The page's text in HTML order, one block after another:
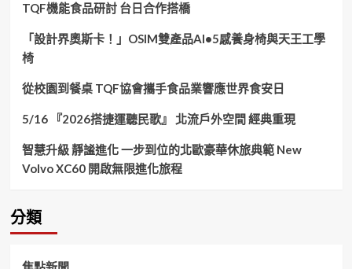
TQF機能食品研討 台日合作搭橋
「設計界奧斯卡！」OSIM雙產品AI•5感養身椅與天王工學
椅
從校園到餐桌 TQF協會攜手食品業響應世界食安日
5/16 『2026搭捷運聽民歌』 北流戶外空間 經典重現
智慧升級 靜謐進化 一步到位的北歐豪華休旅典範 New
Volvo XC60 開啟無限進化旅程
分類